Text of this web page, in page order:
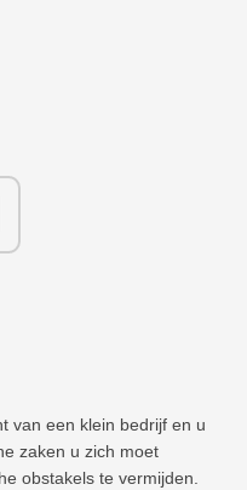
van een klein bedrijf en u
zaken u zich moet
obstakels te vermijden.